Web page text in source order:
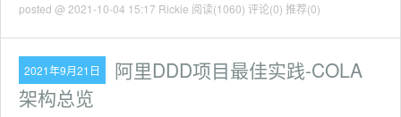
posted @ 2021-10-04 15:17 Rickie 阅读(1060) 评论(0) 推荐(0)
2021年9月21日
阿里DDD项目最佳实践-COLA
架构总览